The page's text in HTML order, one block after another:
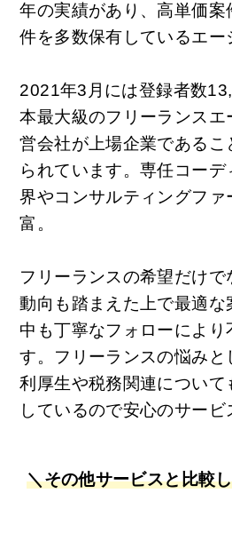
年の実績があり、高単価案
件を多数保有しているエー
2021年3月には登録者数
本最大級のフリーランスエ
営会社が上場企業である
られています。専任コー
界やコンサルティングファ
富。
フリーランスの希望だけ
動向も踏まえた上で最適
中も丁寧なフォローにより
す。フリーランスの悩みと
利厚生や税務関連について
しているので安心のサービ
＼その他サービスと比較